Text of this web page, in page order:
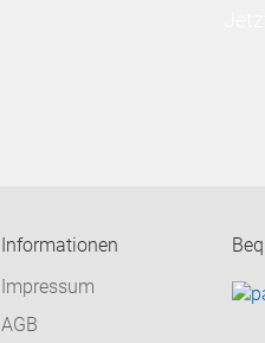
Informationen
Impressum
AGB